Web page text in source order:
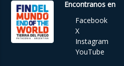
Encontranos en
Facebook
X
Instagram
YouTube